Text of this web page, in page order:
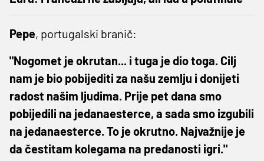
Pepe, portugalski branič:
"Nogomet je okrutan... i tuga je dio toga. Cilj
nam je bio pobijediti za našu zemlju i donijeti
radost našim ljudima. Prije pet dana smo
pobijedili na jedanaesterce, a sada smo izgubili
na jedanaesterce. To je okrutno. Najvažnije je
da čestitam kolegama na predanosti igri."